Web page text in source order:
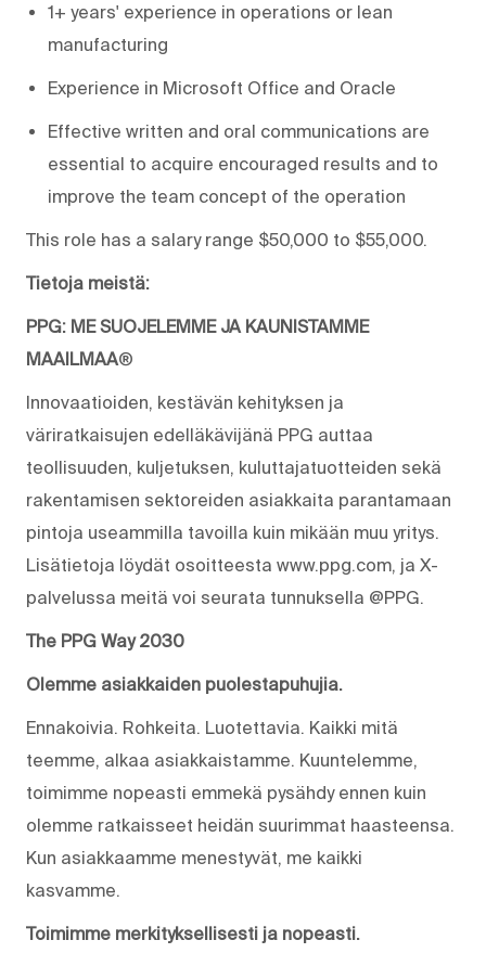
1+ years' experience in operations or lean
manufacturing
Experience in Microsoft Office and Oracle
Effective written and oral communications are
essential to acquire encouraged results and to
improve the team concept of the operation
This role has a salary range $50,000 to $55,000.
Tietoja meistä:
PPG: ME SUOJELEMME JA KAUNISTAMME
MAAILMAA®
Innovaatioiden, kestävän kehityksen ja
väriratkaisujen edelläkävijänä PPG auttaa
teollisuuden, kuljetuksen, kuluttajatuotteiden sekä
rakentamisen sektoreiden asiakkaita parantamaan
pintoja useammilla tavoilla kuin mikään muu yritys.
Lisätietoja löydät osoitteesta www.ppg.com, ja X-
palvelussa meitä voi seurata tunnuksella @PPG.
The PPG Way 2030
Olemme asiakkaiden puolestapuhujia.
Ennakoivia. Rohkeita. Luotettavia. Kaikki mitä
teemme, alkaa asiakkaistamme. Kuuntelemme,
toimimme nopeasti emmekä pysähdy ennen kuin
olemme ratkaisseet heidän suurimmat haasteensa.
Kun asiakkaamme menestyvät, me kaikki
kasvamme.
Toimimme merkityksellisesti ja nopeasti.